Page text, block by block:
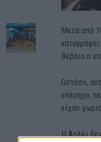
Μετά από
Βέβαια ο
Ωστόσο,
υπέρηχο,
είχαν
Η Άσλει